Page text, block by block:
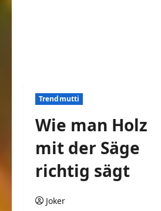
Trendmutti
Wie man Holz
mit der Säge
richtig sägt
Joker